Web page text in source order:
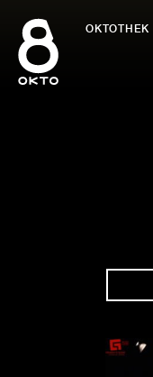
Inhalt
springen
OKTOTHEK